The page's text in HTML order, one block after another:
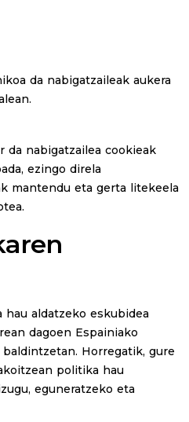
da nabigatzaileak aukera
da nabigatzailea cookieak
ezingo direla
mantendu eta gerta litekeela
hau aldatzeko eskubidea
dagoen Espainiako
Horregatik, gure
politika hau
eguneratzeko eta